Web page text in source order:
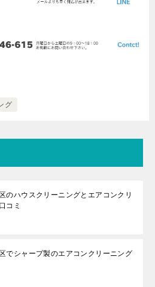
グ
のハウスクリーニングとエアコンクリ
コミ
でシャープ製のエアコンクリーニング